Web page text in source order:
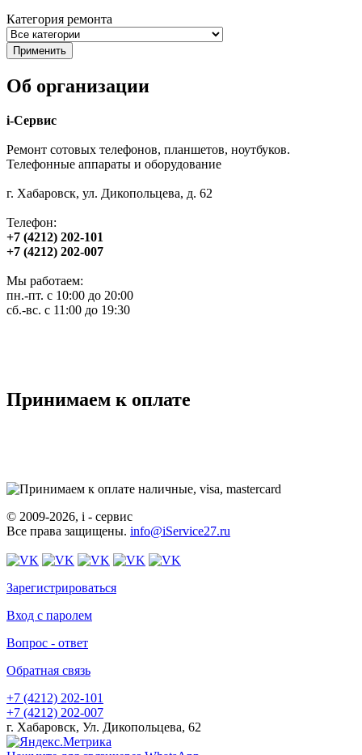
Категория ремонта
Об организации
i-Сервис
Ремонт сотовых телефонов, планшетов, ноутбуков.
Телефонные аппараты и оборудование
г. Хабаровск, ул. Дикопольцева, д. 62
Телефон:
+7 (4212) 202-101
+7 (4212) 202-007
Мы работаем:
пн.-пт. с 10:00 до 20:00
сб.-вс. с 11:00 до 19:30
Принимаем к оплате
© 2009-2026, i - сервис
Все права защищены. info@iService27.ru
Зарегистрироваться
Вход с паролем
Вопрос - ответ
Обратная связь
+7 (4212) 202-101
+7 (4212) 202-007
г. Хабаровск, Ул. Дикопольцева, 62